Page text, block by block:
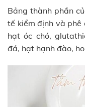
Bảng thành phần
tế kiểm định và
hạt óc chó,
đá, hạt hạnh đào,